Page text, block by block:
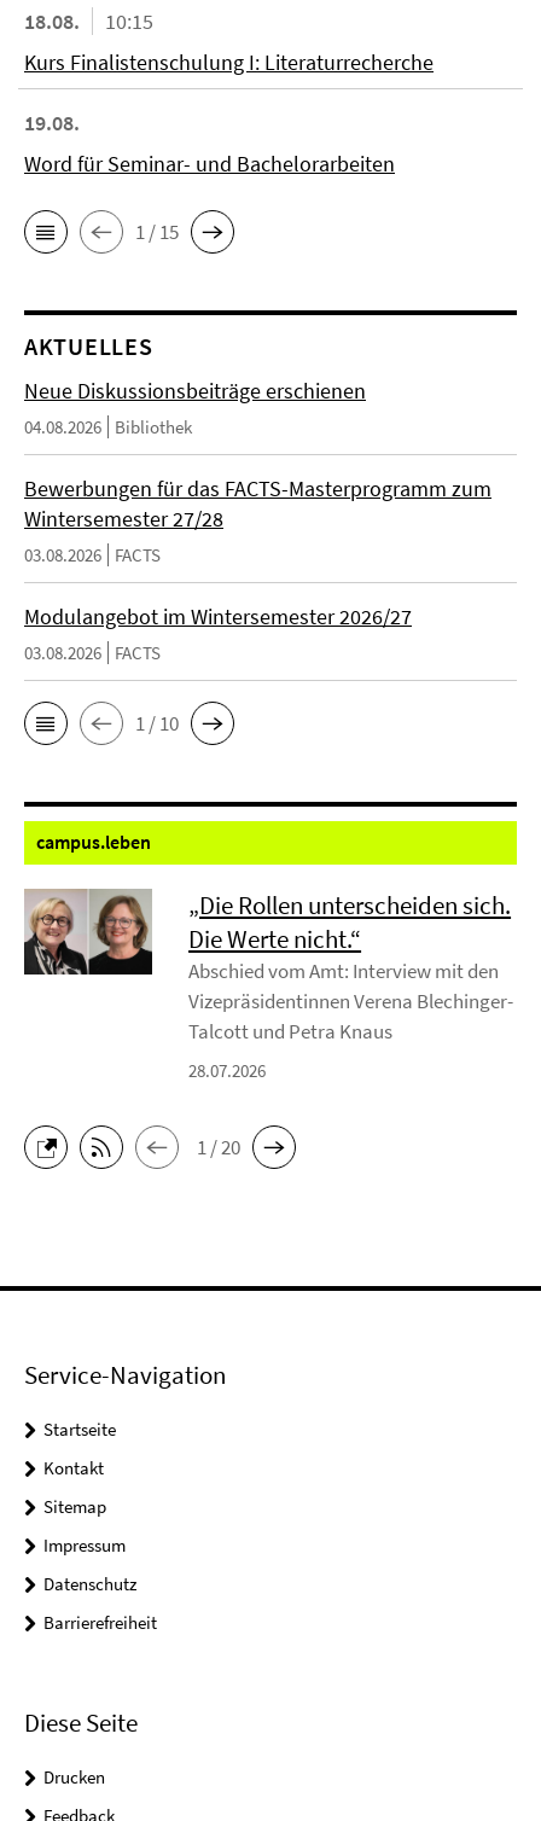
18.08.
10:15
Kurs Finalistenschulung I: Literaturrecherche
19.08.
Word für Seminar- und Bachelorarbeiten
1 / 15
AKTUELLES
Neue Diskussionsbeiträge erschienen
04.08.2026 Bibliothek
Bewerbungen für das FACTS-Masterprogramm zum
Wintersemester 27/28
03.08.2026 FACTS
Modulangebot im Wintersemester 2026/27
03.08.2026 FACTS
1 / 10
campus.leben
„Die Rollen unterscheiden sich.
Die Werte nicht.“
Abschied vom Amt: Interview mit den
Vizepräsidentinnen Verena Blechinger-
Talcott und Petra Knaus
28.07.2026
1 / 20
Service-Navigation
Startseite
Kontakt
Sitemap
Impressum
Datenschutz
Barrierefreiheit
Diese Seite
Drucken
Feedback